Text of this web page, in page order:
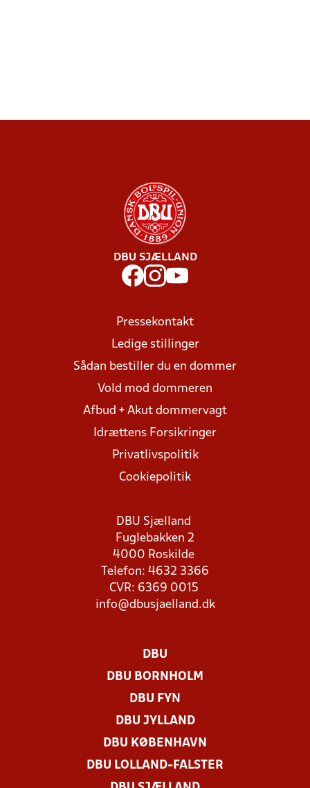
DBU SJÆLLAND
Pressekontakt
Ledige stillinger
Sådan bestiller du en dommer
Vold mod dommeren
Afbud + Akut dommervagt
Idrættens Forsikringer
Privatlivspolitik
Cookiepolitik
DBU Sjælland
Fuglebakken 2
4000 Roskilde
Telefon: 4632 3366
CVR: 6369 0015
info@dbusjaelland.dk
DBU
DBU BORNHOLM
DBU FYN
DBU JYLLAND
DBU KØBENHAVN
DBU LOLLAND-FALSTER